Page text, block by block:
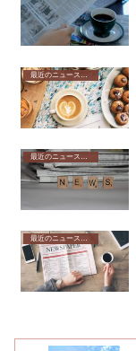
最近のニュースから
最近のニュースから
最近のニュースから